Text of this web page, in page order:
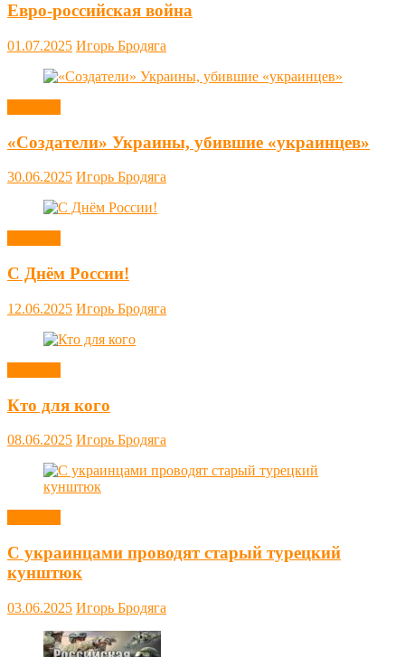
Евро-российская война
01.07.2025 Игорь Бродяга
«Создатели» Украины, убившие «украинцев»
30.06.2025 Игорь Бродяга
С Днём России!
12.06.2025 Игорь Бродяга
Кто для кого
08.06.2025 Игорь Бродяга
С украинцами проводят старый турецкий
кунштюк
03.06.2025 Игорь Бродяга